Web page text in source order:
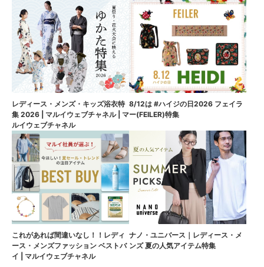
レディース・メンズ・キッズ浴衣特
集 2026 | マルイウェブチャネル | マ
ルイウェブチャネル
8/12は #ハイジの日2026 フェイラ
ー(FEILER)特集
これがあれば間違いなし！！レディ
ース・メンズファッション ベストバ
イ | マルイウェブチャネル
ナノ・ユニバース｜レディース・メ
ンズ 夏の人気アイテム特集